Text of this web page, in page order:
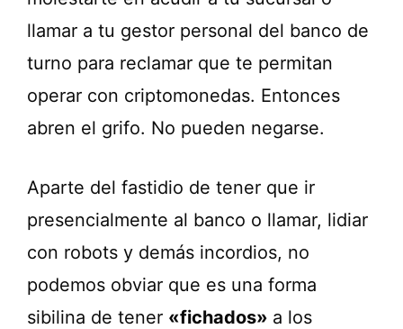
llamar a tu gestor personal del banco de
turno para reclamar que te permitan
operar con criptomonedas. Entonces
abren el grifo. No pueden negarse.
Aparte del fastidio de tener que ir
presencialmente al banco o llamar, lidiar
con robots y demás incordios, no
podemos obviar que es una forma
sibilina de tener «fichados» a los